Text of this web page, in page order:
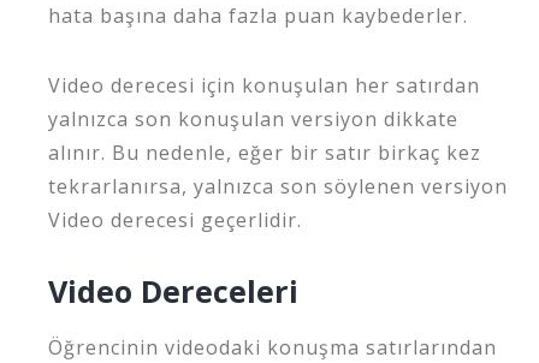
hata başına daha fazla puan kaybederler.
Video derecesi için konuşulan her satırdan
yalnızca son konuşulan versiyon dikkate
alınır. Bu nedenle, eğer bir satır birkaç kez
tekrarlanırsa, yalnızca son söylenen versiyon
Video derecesi geçerlidir.
Video Dereceleri
Öğrencinin videodaki konuşma satırlarından